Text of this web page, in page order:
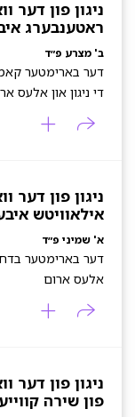
ניגון פון דער
ראטענבערג
ב' מצרע פ״ד
דער בארימטער
די ניגון און אלעס
ניגון פון דער
אילאוויטש
א' שמיני פ״ד
דער בארימטער
אלעס ארום
ניגון פון דער
פון שירה